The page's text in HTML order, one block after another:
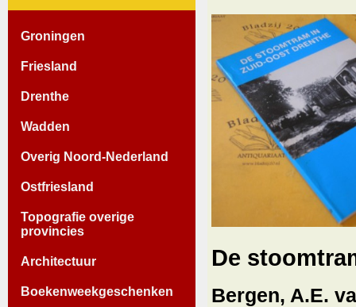
Groningen
Friesland
Drenthe
Wadden
Overig Noord-Nederland
Ostfriesland
Topografie overige
provincies
Architectuur
Boekenweekgeschenken
De
Bergen, A.E.